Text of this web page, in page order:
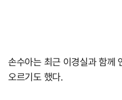
손수아는 최근 이경실과 함께
오르기도 했다.